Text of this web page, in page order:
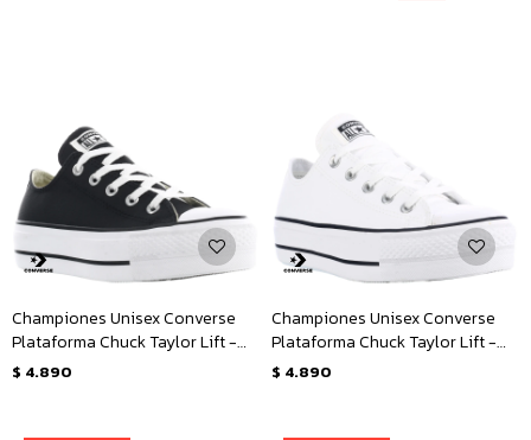
Championes Unisex Converse
Plataforma Chuck Taylor Lift -
Negro - Blanco
$ 4.890
Championes Unisex Converse
Plataforma Chuck Taylor Lift -
Blanco - Negro
$ 4.890